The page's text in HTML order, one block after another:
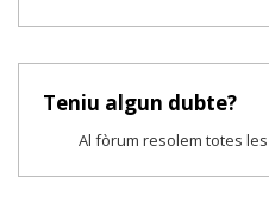
Teniu algun dubte?
Al fòrum resolem totes